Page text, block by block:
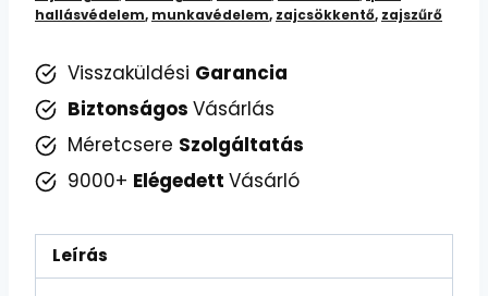
Hallásvédelem
hallásvédelem, munkavédelem, zajcsökkentő, zajszűrő
Visszaküldési Garancia
Biztonságos Vásárlás
Méretcsere Szolgáltatás
9000+ Elégedett Vásárló
Leírás